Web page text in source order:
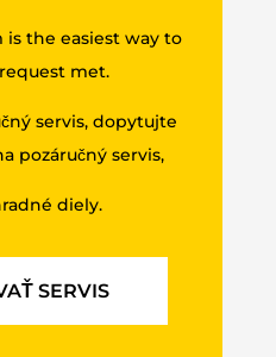
the easiest way to
met.
servis, dopytujte
pozáručný servis,
diely.
SERVIS